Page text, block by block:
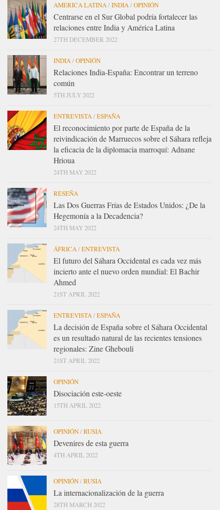
AMERICA LATINA/INDIA/OPINIÓN
Centrarse en el Sur Global podría fortalecer las
relaciones entre India y América Latina
27TH DECEMBER 2022
INDIA/OPINIÓN
Relaciones India-España: Encontrar un terreno
común
5TH JULY 2022
ENTREVISTA/ESPAÑA
El reconocimiento por parte de España de la
reivindicación de Marruecos sobre el Sáhara refleja
la eficacia de la diplomacia marroquí: Adnane
Hrioua
24TH MAY 2022
RESEÑA
Las Dos Guerras Frías de Estados Unidos: ¿De la
Hegemonía a la Decadencia?
24TH MAY 2022
ÁFRICA/ENTREVISTA
El futuro del Sáhara Occidental es cada vez más
incierto ante el nuevo orden mundial: El Bachir
Ahmed
21ST APRIL 2022
ENTREVISTA/ESPAÑA
La decisión de España sobre el Sáhara Occidental
es un resultado natural de las recientes tensiones
regionales: Zine Ghebouli
21ST APRIL 2022
OPINIÓN
Disociación este-oeste
15TH APRIL 2022
OPINIÓN/RUSIA
Devenires de esta guerra
4TH APRIL 2022
OPINIÓN/RUSIA
La internacionalización de la guerra
28TH MARCH 2022